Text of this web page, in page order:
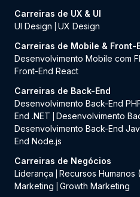
Carreiras de UX & UI
UI Design
UX Design
Carreiras de Mobile & Front-
Desenvolvimento Mobile com
Front-End React
Carreiras de Back-End
Desenvolvimento Back-End
End .NET
Desenvolvimento
Desenvolvimento Back-End
End Node.js
Carreiras de Negócios
Liderança
Recursos Humanos
Marketing
Growth Marketing